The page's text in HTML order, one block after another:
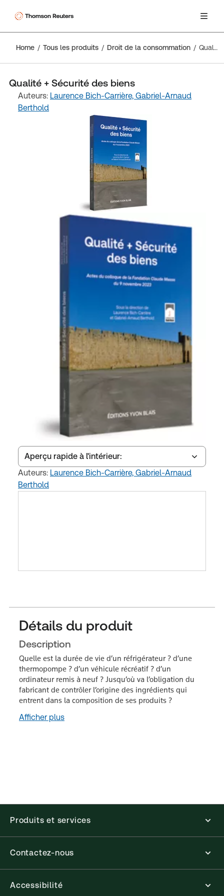
Home Tous les produits Droit de la consommation Qualité + Sécurité des biens
Qualité + Sécurité des biens
Auteurs: Laurence Bich-Carrière, Gabriel-Arnaud
Berthold
Aperçu rapide à l'intérieur:
Table des matières
Auteurs: Laurence Bich-Carrière, Gabriel-Arnaud
Berthold
Détails du produit
Description
Quelle est la durée de vie d’un réfrigérateur ? d’une
thermopompe ? d’un véhicule récréatif ? d’un
ordinateur remis à neuf ? Jusqu’où va l’obligation du
fabricant de contrôler l’origine des ingrédients qui
entrent dans la composition de ses produits ?
Afficher plus
Produits et services
Contactez-nous
Accessibilité